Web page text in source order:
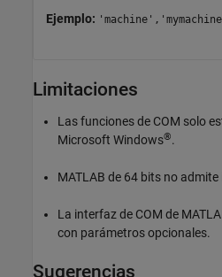
Ejemplo:
Limitaciones
Las funciones de COM solo
Microsoft Windows®.
MATLAB de 64 bits no
La interfaz de COM de
con parámetros opcionales.
Sugerencias